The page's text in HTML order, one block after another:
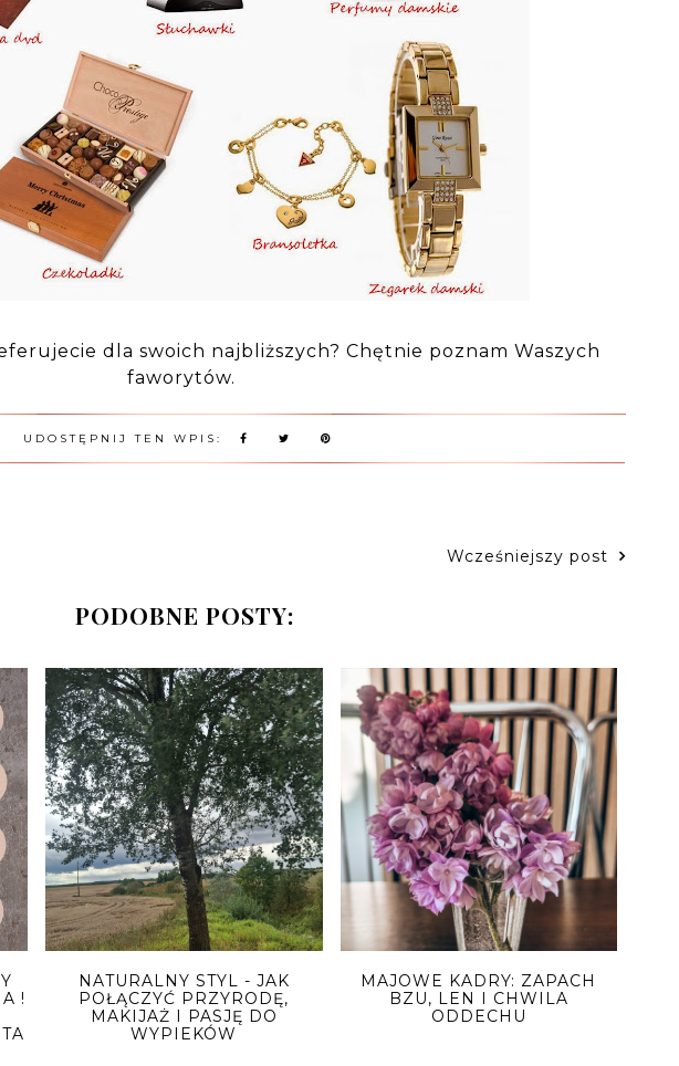
dla swoich najbliższych? Chętnie poznam Waszych
faworytów.
UDOSTĘPNIJ TEN WPIS:
Wcześniejszy post
PODOBNE POSTY:
!
NATURALNY STYL - JAK
POŁĄCZYĆ PRZYRODĘ,
MAKIJAŻ I PASJĘ DO
WYPIEKÓW
MAJOWE KADRY: ZAPACH
BZU, LEN I CHWILA
ODDECHU